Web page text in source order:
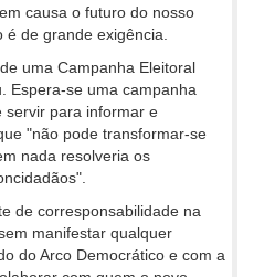
causa o futuro do nosso
de grande exigência.
uma Campanha Eleitoral
Espera-se uma campanha
servir para informar e
"não pode transformar-se
nada resolveria os
de corresponsabilidade na
manifestar qualquer
do Arco Democrático e com a